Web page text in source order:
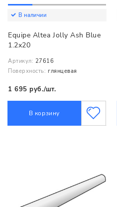
В наличии
Equipe Altea Jolly Ash Blue
1.2x20
Артикул: 27616
Поверхность: глянцевая
1 695 руб./шт.
В корзину